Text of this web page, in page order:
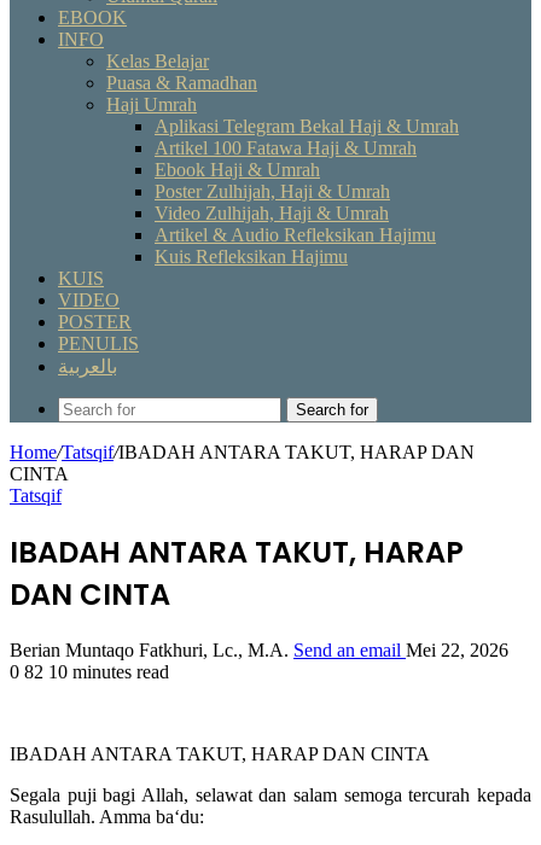
EBOOK
INFO
Kelas Belajar
Puasa & Ramadhan
Haji Umrah
Aplikasi Telegram Bekal Haji & Umrah
Artikel 100 Fatawa Haji & Umrah
Ebook Haji & Umrah
Poster Zulhijah, Haji & Umrah
Video Zulhijah, Haji & Umrah
Artikel & Audio Refleksikan Hajimu
Kuis Refleksikan Hajimu
KUIS
VIDEO
POSTER
PENULIS
بالعربية
Search for
Home/Tatsqif/IBADAH ANTARA TAKUT, HARAP DAN
CINTA
Tatsqif
IBADAH ANTARA TAKUT, HARAP
DAN CINTA
Berian Muntaqo Fatkhuri, Lc., M.A. Send an email Mei 22, 2026
0 82 10 minutes read
IBADAH ANTARA TAKUT, HARAP DAN CINTA
Segala puji bagi Allah, selawat dan salam semoga tercurah kepada
Rasulullah. Amma ba‘du: